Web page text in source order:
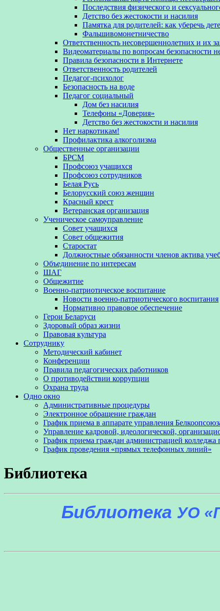
Последствия физического и
Детство без жестокости и насилия
Памятка для родителей: как уберечь
Фальшивомонетничество
Ответственность несовершеннолетних и их
Видеоматериалы по вопросам безопасности
Правила безопасности в Интернете
Ответственность родителей
Педагог-психолог
Безопасность на воде
Педагог социальный
Дом без насилия
Телефоны «Доверия»
Детство без жестокости и насилия
Нет наркотикам!
Профилактика алкоголизма
Общественные организации
БРСМ
Профсоюз учащихся
Профсоюз сотрудников
Белая Русь
Белорусский союз женщин
Красный крест
Ветеранская организация
Ученическое самоуправление
Совет учащихся
Совет общежития
Старостат
Должностные обязанности членов актива
Объединение по интересам
ШАГ
Общежитие
Военно-патриотическое воспитание
Новости военно-патриотического воспитания
Нормативно правовое обеспечение
Герои Беларуси
Здоровый образ жизни
Правовая культура
Сотруднику
Методический кабинет
Конференции
Правила педагогических работников
О противодействии коррупции
Охрана труда
Одно окно
Административные процедуры
Электронное обращение граждан
График приема в аппарате управления
Управление кадровой, идеологической,
График приема граждан администрацией
График проведения «прямых телефонных линий»
Библиотека
Библиотека УО